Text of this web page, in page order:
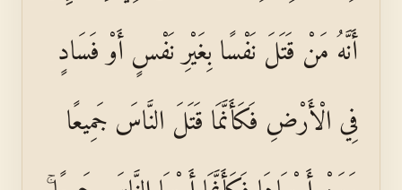
أَنَّهُ مَنْ قَتَلَ نَفْسًا بِغَيْرِ نَفْسٍ أَوْ فَسَادٍ
فِي الْأَرْضِ فَكَأَنَّمَا قَتَلَ النَّاسَ جَمِيعًا